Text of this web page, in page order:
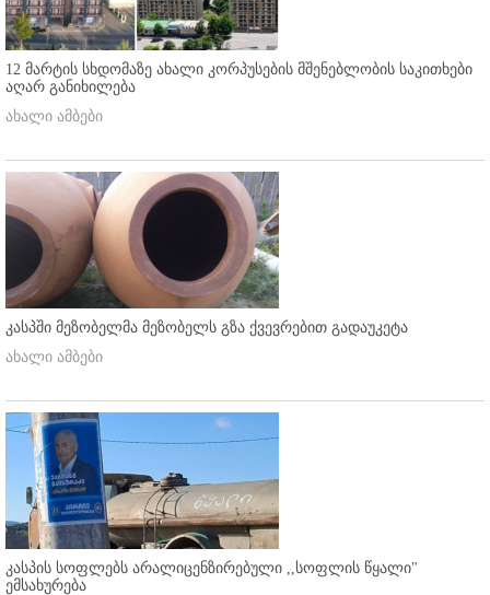
12 მარტის სხდომაზე ახალი კორპუსების მშენებლობის საკითხები
აღარ განიხილება
ახალი ამბები
კასპში მეზობელმა მეზობელს გზა ქვევრებით გადაუკეტა
ახალი ამბები
კასპის სოფლებს არალიცენზირებული ,,სოფლის წყალი"
ემსახურება